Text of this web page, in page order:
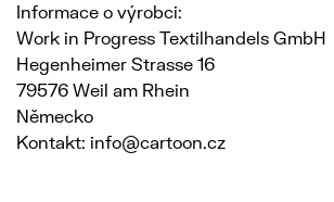
Informace o výrobci:
Work in Progress Textilhandels GmbH
Hegenheimer Strasse 16
79576 Weil am Rhein
Německo
Kontakt: info@cartoon.cz